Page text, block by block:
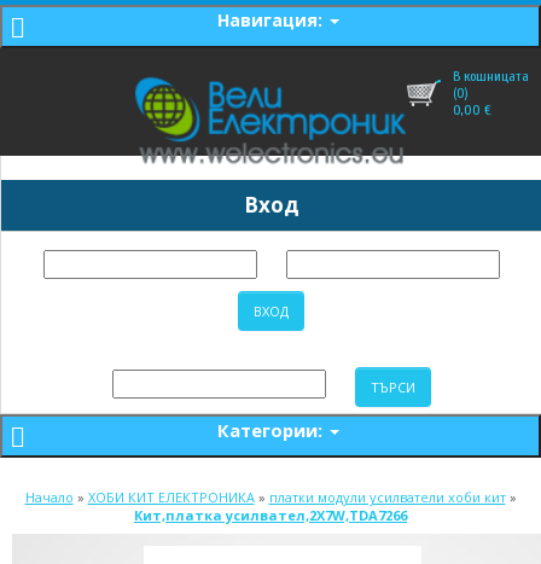
Навигация:
В кошницата
(0)
0,00 €
Вход
Категории:
Начало » ХОБИ КИТ ЕЛЕКТРОНИКА» платки модули усилватели хоби кит»
Кит,платка усилвател,2X7W,TDA7266